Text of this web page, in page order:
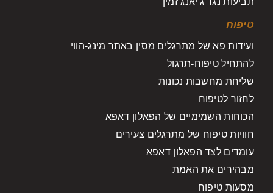
טיפוח
ועידות פא של מתרגלים מסין באתר מינג-הווי
להתחיל טיפוח-תרגול
שליחת מחשבות נכונות
לחזור לטיפוח
הכוחות השמימיים של הפאלון דאפא
חוויות טיפוח של מתרגלים צעירים
עומדים לצד הפאלון דאפא
מבהירים את האמת
מסעות טיפוח